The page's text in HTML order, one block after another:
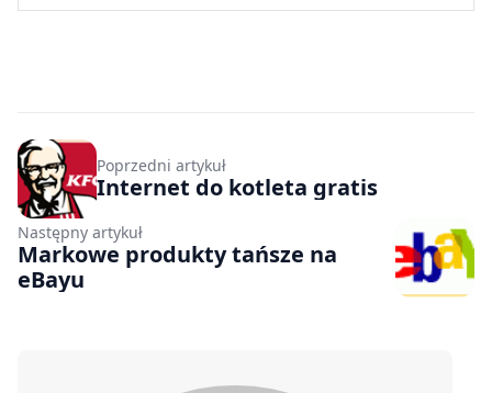
Poprzedni artykuł
Internet do kotleta gratis
Następny artykuł
Markowe produkty tańsze na
eBayu